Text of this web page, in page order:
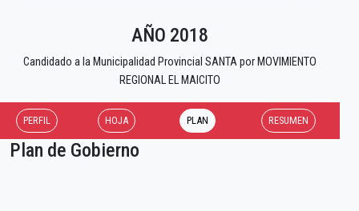
AÑO 2018
Candidado a la Municipalidad Provincial SANTA por MOVIMIENTO
REGIONAL EL MAICITO
PERFIL HOJA PLAN RESUMEN
Plan de Gobierno